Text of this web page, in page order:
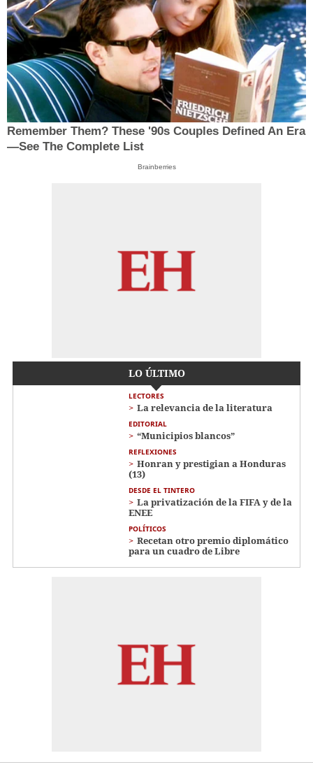
Remember Them? These '90s Couples Defined An Era
—See The Complete List
Brainberries
LO ÚLTIMO
LECTORES
La relevancia de la literatura
EDITORIAL
“Municipios blancos”
REFLEXIONES
Honran y prestigian a Honduras
(13)
DESDE EL TINTERO
La privatización de la FIFA y de la
ENEE
POLÍTICOS
Recetan otro premio diplomático
para un cuadro de Libre